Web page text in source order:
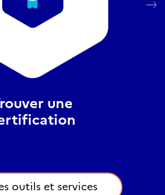
une
outils et services